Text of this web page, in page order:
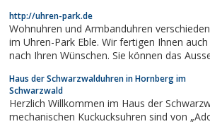
http://uhren-park.de
Wohnuhren und Armbanduhren
im Uhren-Park Eble. Wir fertigen Ihnen
nach Ihren Wünschen. Sie können das
und Beizton das Aussehen der Standuhren
beeinflussen.
Haus der Schwarzwalduhren in Hornberg im
Schwarzwald
Herzlich Willkommen im Haus der
mechanischen Kuckucksuhren sind von